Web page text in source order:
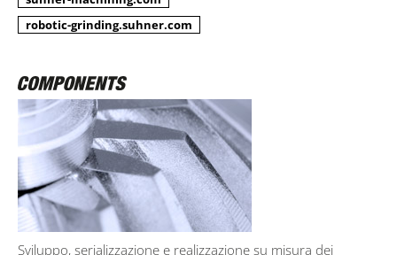
robotic-grinding.suhner.com
Sviluppo, serializzazione e realizzazione su misura dei